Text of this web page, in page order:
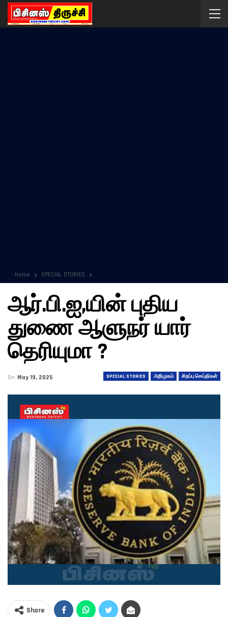
Home SPECIAL STORIES
ஆர்.பி.ஐ,யின் புதிய
துணை ஆளுநர் யார்
தெரியுமா ?
SPECIAL STORIES அறிமுகம் சிறப்பு செய்திகள்
On May 19, 2025
Share